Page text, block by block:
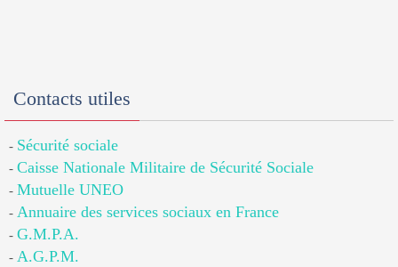
Contacts utiles
- Sécurité sociale
- Caisse Nationale Militaire de Sécurité Sociale
- Mutuelle UNEO
- Annuaire des services sociaux en France
- G.M.P.A.
- A.G.P.M.